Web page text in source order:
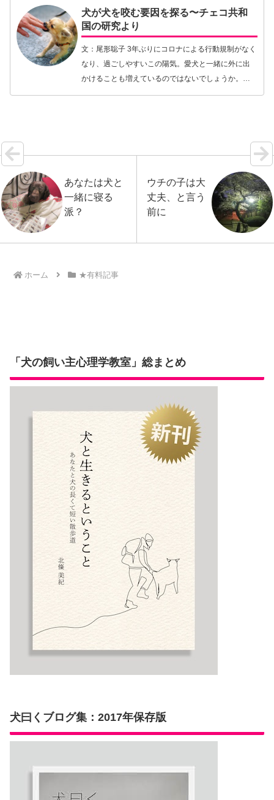
犬が犬を咬む要因を探る〜チェコ共和
国の研究より
文：尾形聡子 3年ぶりにコロナによる行動規制がなく
なり、過ごしやすいこの陽気。愛犬と一緒に外に出
かけることも増えているのではないでしょうか。そ
んなときに気をつけなくてはならないのは咬傷事故
あなたは犬と
一緒に寝る
派？
ウチの子は大
丈夫、と言う
前に
ホーム ★有料記事
「犬の飼い主心理学教室」総まとめ
犬曰くブログ集：2017年保存版